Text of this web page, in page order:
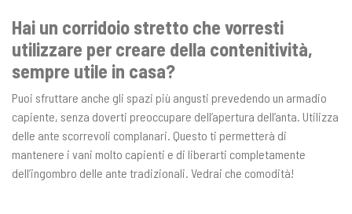
Hai un corridoio stretto che vorresti
utilizzare per creare della contenitività,
sempre utile in casa?
Puoi sfruttare anche gli spazi più angusti prevedendo un armadio
capiente, senza doverti preoccupare dell’apertura dell’anta. Utilizza
delle ante scorrevoli complanari. Questo ti permetterà di
mantenere i vani molto capienti e di liberarti completamente
dell’ingombro delle ante tradizionali. Vedrai che comodità!